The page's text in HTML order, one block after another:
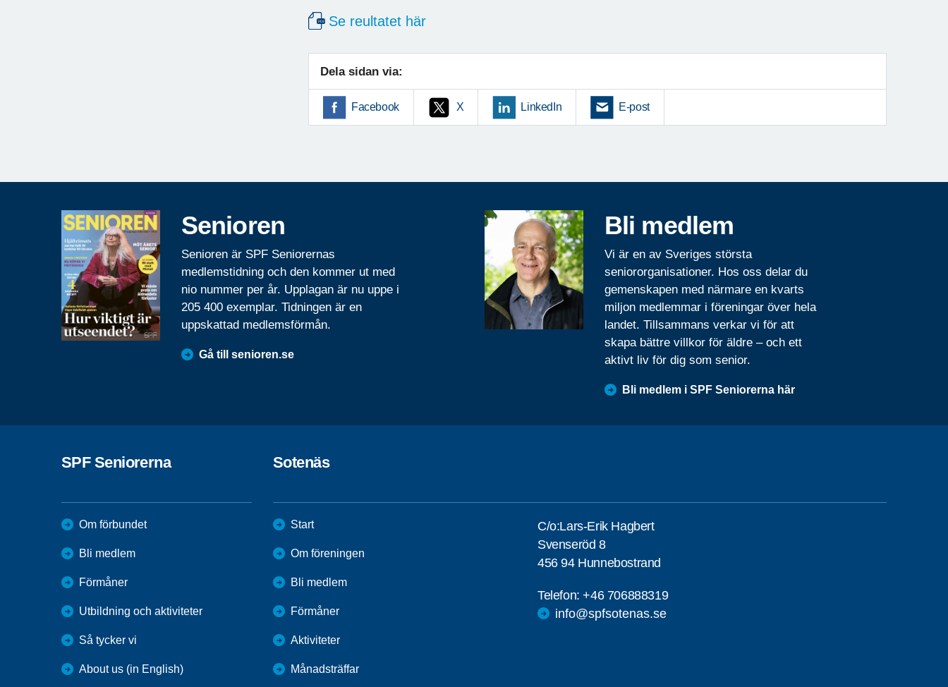
Se reultatet här
Dela sidan via:
Facebook X LinkedIn E-post
Senioren
Senioren är SPF Seniorernas
medlemstidning och den kommer ut med
nio nummer per år. Upplagan är nu uppe i
205 400 exemplar. Tidningen är en
uppskattad medlemsförmån.
Gå till senioren.se
Bli medlem
Vi är en av Sveriges största
seniororganisationer. Hos oss delar du
gemenskapen med närmare en kvarts
miljon medlemmar i föreningar över hela
landet. Tillsammans verkar vi för att
skapa bättre villkor för äldre – och ett
aktivt liv för dig som senior.
Bli medlem i SPF Seniorerna här
SPF Seniorerna
Om förbundet
Bli medlem
Förmåner
Utbildning och aktiviteter
Så tycker vi
About us (in English)
Sotenäs
Start
Om föreningen
Bli medlem
Förmåner
Aktiviteter
Månadsträffar
C/o:Lars-Erik Hagbert
Svenseröd 8
456 94 Hunnebostrand
Telefon:+46 706888319
info@spfsotenas.se